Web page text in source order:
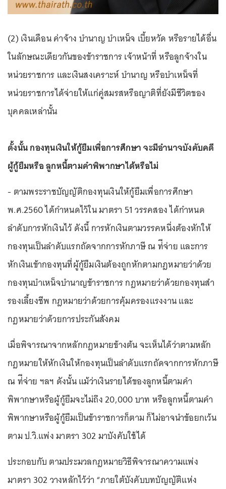
(2) เงินเดือน ค่าจ้าง บํานาญ บําเหน็จ เบี้ยหวัด หรือรายได้อื่น
ในลักษณะเดียวกันของข้าราชการ เจ้าหน้าที่ หรือลูกจ้างใน
หน่วยราชการ และเงินสงเคราะห์ บํานาญ หรือบําเหน็จที่
หน่วยราชการได้จ่ายให้แก่คู่สมรสหรือญาติที่ยังมีชีวิตของ
บุคคลเหล่านั้น
ดั้งนั้น กองทุนเงินให้กู้ยืมเพื่อการศึกษา จะมีอำนาจบังคับคดี
ผู้กู้ยืมหรือ ลูกหนี้ตามคำพิพากษาได้หรือไม่
- ตามพระราชบัญญัติกองทุนเงินให้กู้ยืมเพื่อการศึกษา
พ.ศ.2560 ได้กำหนดไว้ใน มาตรา 51 วรรคสอง ได้กำหนด
ลำดับการหักเงินไว้ ดังนี้ การหักเงินตามวรรคหนึ่งต้องหักให้
กองทุนเป็นลําดับแรกถัดจากการหักภาษี ณ ท่ีจ่าย และการ
หักเงินเข้ากองทุนที่ผู้กู้ยืมเงินต้องถูกหักตามกฎหมายว่าด้วย
กองทุนบําเหน็จบํานาญข้าราชการ กฎหมายว่าด้วยกองทุนสํา
รองเลี้ยงชีพ กฎหมายว่าด้วยการคุ้มครองแรงงาน และ
กฎหมายว่าด้วยการประกันสังคม
เมื่อพิจารณาจากหลักกฎหมายข้างต้น จะเห็นได้ว่าตามหลัก
กฎหมายให้หักเงินให้กองทุนเป็นลําดับแรกถัดจากการหักภาษี
ณ ท่ีจ่าย ฯลฯ ดังนั้น แม้ว่าเงินรายได้ของลูกหนี้ตามคำ
พิพากษาหรือผู้กู้ยืมจะไม่ถึง 20,000 บาท หรือลูกหนี้ตามคำ
พิพากษาหรือผู้กู้ยืมเป็นข้าราชการก็ตาม ก็ไม่อาจนำข้อยกเว้น
ตาม ป.วิ.แพ่ง มาตรา 302 มาบังคับใช้ได้
ประกอบกับ ตามประมวลกฎหมายวิธีพิจารณาความแพ่ง
มาตรา 302 วางหลักไว้ว่า “ภายใต้บังคับบทบัญญัติแห่ง